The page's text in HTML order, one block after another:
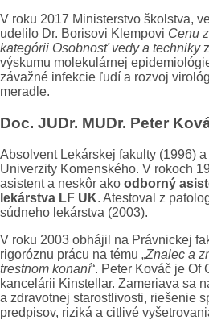
V roku 2017 Ministerstvo školstva,
udelilo Dr. Borisovi Klempovi Cenu
kategórii Osobnosť vedy a techniky
výskumu molekulárnej
závažné infekcie ľudí a rozvoj
meradle.
Doc. JUDr. MUDr. Peter
Absolvent Lekárskej fakulty (1996)
Univerzity Komenského. V rokoch
asistent a neskôr ako odborný
lekárstva LF UK. Atestoval z
súdneho lekárstva (2003).
V roku 2003 obhájil na Právnickej
rigoróznu prácu na tému „Znalec a
trestnom konaní“. Peter Kováč je Of
kancelárii Kinstellar. Zameriava sa
a zdravotnej starostlivosti, riešenie
predpisov, riziká a citlivé